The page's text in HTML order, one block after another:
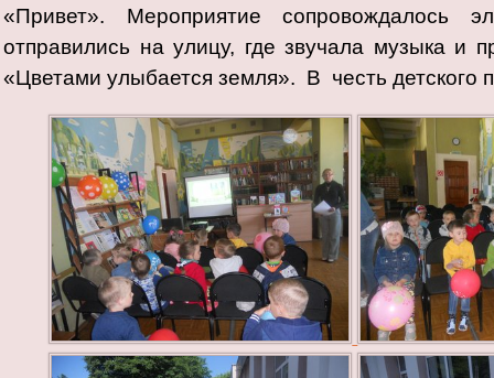
«Привет». Мероприятие сопровождалось
отправились на улицу, где звучала музыка и
«Цветами улыбается земля». В честь детского